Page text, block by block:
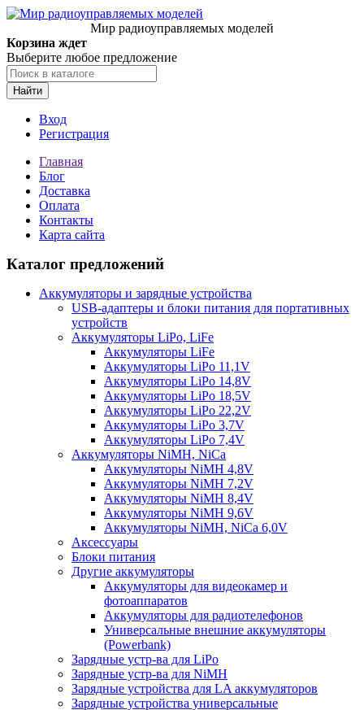
Мир радиоуправляемых моделей
Корзина ждет
Выберите любое предложение
Найти
Вход
Регистрация
Главная
Блог
Доставка
Оплата
Контакты
Карта сайта
Каталог предложений
Аккумуляторы и зарядные устройства
USB-адаптеры и блоки питания для портативных
устройств
Аккумуляторы LiPo, LiFe
Аккумуляторы LiFe
Аккумуляторы LiPo 11,1V
Аккумуляторы LiPo 14,8V
Аккумуляторы LiPo 18,5V
Аккумуляторы LiPo 22,2V
Аккумуляторы LiPo 3,7V
Аккумуляторы LiPo 7,4V
Аккумуляторы NiMH, NiCa
Аккумуляторы NiMH 4,8V
Аккумуляторы NiMH 7,2V
Аккумуляторы NiMH 8,4V
Аккумуляторы NiMH 9,6V
Аккумуляторы NiMH, NiCa 6,0V
Аксессуары
Блоки питания
Другие аккумуляторы
Аккумуляторы для видеокамер и
фотоаппаратов
Аккумуляторы для радиотелефонов
Универсальные внешние аккумуляторы
(Powerbank)
Зарядные устр-ва для LiPo
Зарядные устр-ва для NiMH
Зарядные устройства для LA аккумуляторов
Зарядные устройства универсальные